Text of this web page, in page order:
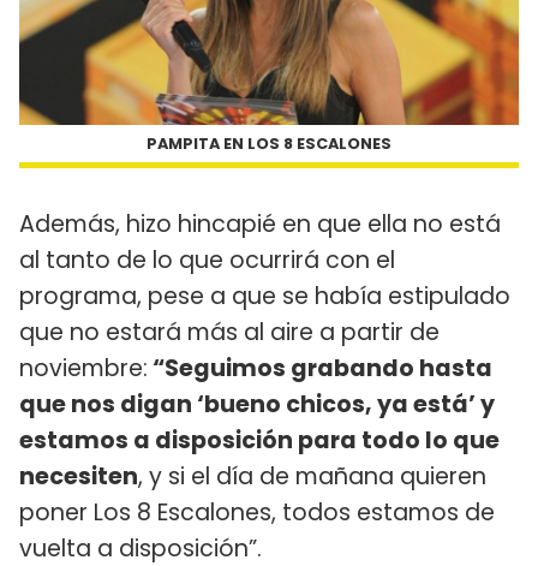
PAMPITA EN LOS 8 ESCALONES
Además, hizo hincapié en que ella no está
al tanto de lo que ocurrirá con el
programa, pese a que se había estipulado
que no estará más al aire a partir de
noviembre: “Seguimos grabando hasta
que nos digan ‘bueno chicos, ya está’ y
estamos a disposición para todo lo que
necesiten, y si el día de mañana quieren
poner Los 8 Escalones, todos estamos de
vuelta a disposición”.